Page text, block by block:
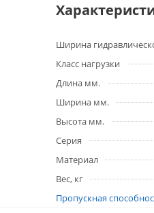
Ширина
Класс нагрузки
Длина мм.
Ширина мм.
Высота мм.
Серия
Материал
Вес, кг
Пропускная